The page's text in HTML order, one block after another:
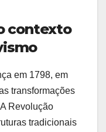
contexto
em 1798, em
transformações
Revolução
tradicionais